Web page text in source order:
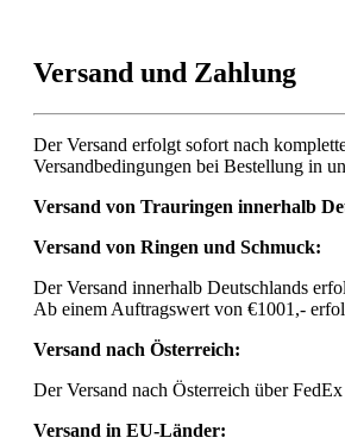
Versand und Zahlung
Der Versand erfolgt sofort nach
Versandbedingungen bei Bestellung in
Versand von Trauringen innerhalb
Versand von Ringen und Schmuck:
Der Versand innerhalb Deutschlands
Ab einem Auftragswert von €1001,-
Versand nach Österreich:
Der Versand nach Österreich über
Versand in EU-Länder: